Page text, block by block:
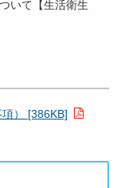
いて【生活衛生
） [386KB]